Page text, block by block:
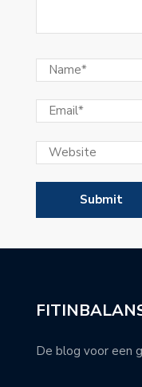
De blog voor een